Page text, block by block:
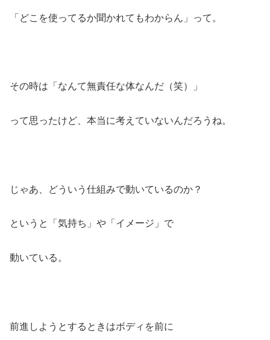
「どこを使ってるか聞かれてもわからん」って。
その時は「なんて無責任な体なんだ（笑）」
って思ったけど、本当に考えていないんだろうね。
じゃあ、どういう仕組みで動いているのか？
というと「気持ち」や「イメージ」で
動いている。
前進しようとするときはボディを前に